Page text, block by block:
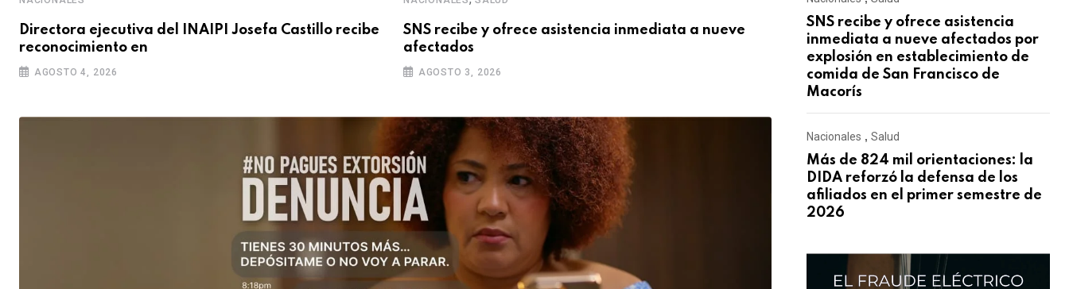
Directora ejecutiva del INAIPI Josefa Castillo recibe
reconocimiento en
AGOSTO 4, 2026
SNS recibe y ofrece asistencia inmediata a nueve
afectados
AGOSTO 3, 2026
Más de 824 mil orientaciones: la DIDA
AGOSTO 3, 2026
SNS recibe y ofrece asistencia
inmediata a nueve afectados por
explosión en establecimiento de
comida de San Francisco de
Macorís
Nacionales , Salud
Más de 824 mil orientaciones: la
DIDA reforzó la defensa de los
afiliados en el primer semestre de
2026